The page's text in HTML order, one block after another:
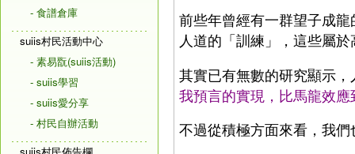
- 食譜倉庫
suiis村民活動中心
- 素易翫(suiis活動)
- suiis學習
- suiis愛分享
- 村民自辦活動
前些年曾經有一群望子成
人道的「訓練」，這些屬
其實已有無數的研究顯示，
我預言的實現，比馬龍效
不過從積極方面來看，我